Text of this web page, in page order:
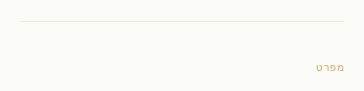
מפרט